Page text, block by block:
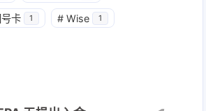
卡 1 # Wise 1